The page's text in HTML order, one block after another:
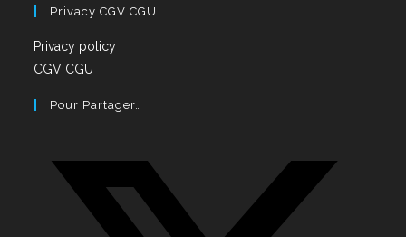
Privacy CGV CGU
Privacy policy
CGV CGU
Pour Partager…